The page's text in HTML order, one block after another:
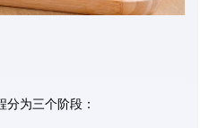
为三个阶段：